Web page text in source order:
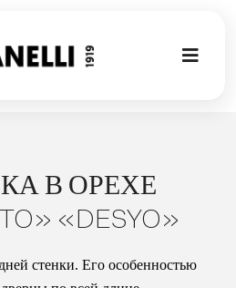
Toggle
NUOVA
В ОРЕХЕ
«DESYO»
стенки. Его особенностью